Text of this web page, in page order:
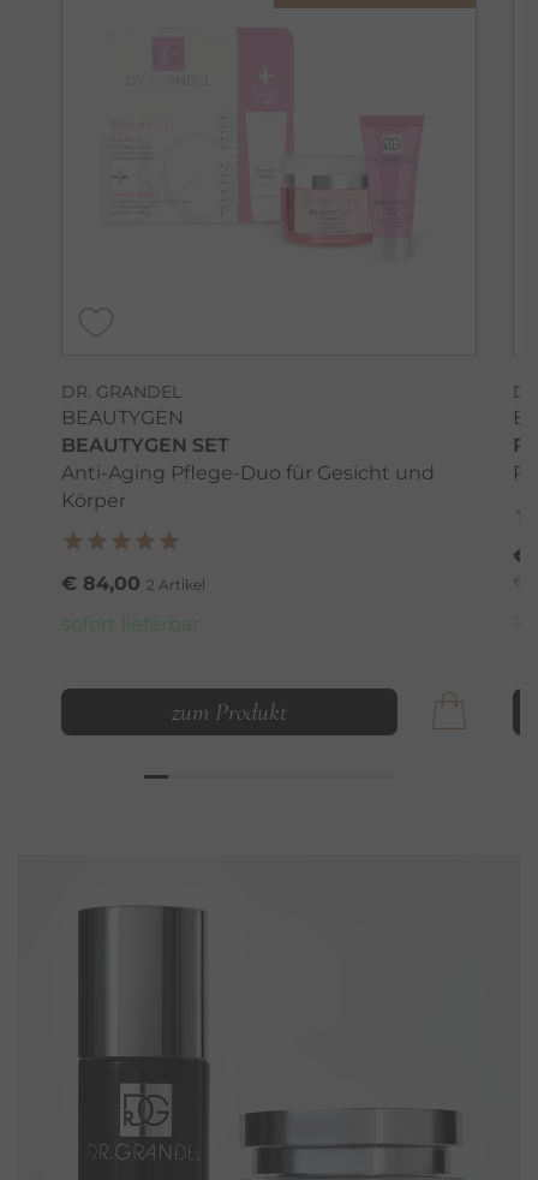
DR. GRANDEL
BEAUTYGEN
BEAUTYGEN SET
Anti-Aging Pflege-Duo für Gesicht und
Körper
€ 84,00 2 Artikel
sofort lieferbar
zum Produkt
€
€